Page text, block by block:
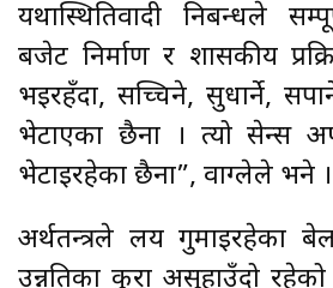
यथास्थितिवादी निबन्धले
बजेट निर्माण र शासकीय
भइरहँदा, सच्चिने, सुधार्ने,
भेटाएका छैनौँ । त्यो सेन्स
भेटाइरहेका छैनौँ”, वाग्लेले भने ।
अर्थतन्त्रले लय गुमाइरहेका
उन्नतिका कुरा असुहाउँदो